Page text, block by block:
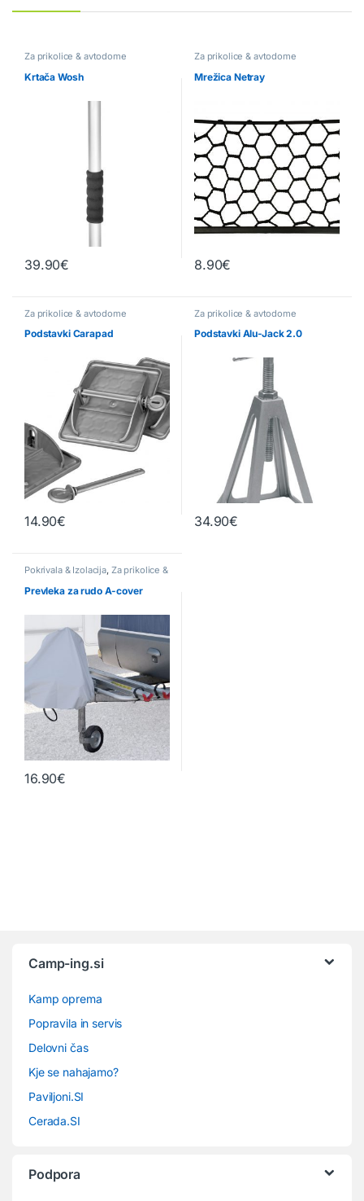
Za prikolice & avtodome
Krtača Wosh
39.90€
Za prikolice & avtodome
Mrežica Netray
8.90€
Za prikolice & avtodome
Podstavki Carapad
14.90€
Za prikolice & avtodome
Podstavki Alu-Jack 2.0
34.90€
Pokrivala & Izolacija, Za prikolice &
Prevleka za rudo A-cover
16.90€
Camp-ing.si
Kamp oprema
Popravila in servis
Delovni čas
Kje se nahajamo?
Paviljoni.SI
Cerada.SI
Podpora